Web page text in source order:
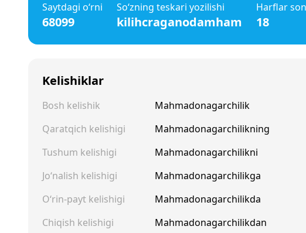
Saytdagi o‘rni
68099
So‘zning teskari yozilishi
kilihcraganodamham
Harflar
18
Kelishiklar
Bosh kelishik
Mahmadonagarchilik
Qaratqich kelishigi
Mahmadonagarchilikning
Tushum kelishigi
Mahmadonagarchilikni
Jo‘nalish kelishigi
Mahmadonagarchilikga
O‘rin-payt kelishigi
Mahmadonagarchilikda
Chiqish kelishigi
Mahmadonagarchilikdan